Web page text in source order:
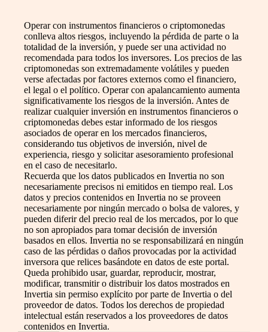
Operar con instrumentos financieros o criptomonedas
conlleva altos riesgos, incluyendo la pérdida de parte o la
totalidad de la inversión, y puede ser una actividad no
recomendada para todos los inversores. Los precios de las
criptomonedas son extremadamente volátiles y pueden
verse afectadas por factores externos como el financiero,
el legal o el político. Operar con apalancamiento aumenta
significativamente los riesgos de la inversión. Antes de
realizar cualquier inversión en instrumentos financieros o
criptomonedas debes estar informado de los riesgos
asociados de operar en los mercados financieros,
considerando tus objetivos de inversión, nivel de
experiencia, riesgo y solicitar asesoramiento profesional
en el caso de necesitarlo.
Recuerda que los datos publicados en Invertia no son
necesariamente precisos ni emitidos en tiempo real. Los
datos y precios contenidos en Invertia no se proveen
necesariamente por ningún mercado o bolsa de valores, y
pueden diferir del precio real de los mercados, por lo que
no son apropiados para tomar decisión de inversión
basados en ellos. Invertia no se responsabilizará en ningún
caso de las pérdidas o daños provocadas por la actividad
inversora que relices basándote en datos de este portal.
Queda prohibido usar, guardar, reproducir, mostrar,
modificar, transmitir o distribuir los datos mostrados en
Invertia sin permiso explícito por parte de Invertia o del
proveedor de datos. Todos los derechos de propiedad
intelectual están reservados a los proveedores de datos
contenidos en Invertia.